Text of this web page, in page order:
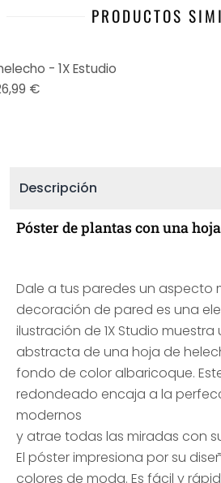
PRODUCTOS
- 1X Estudio
€
Descripción
Póster de plantas con una
Dale a tus paredes un aspecto
decoración de pared es una
ilustración de 1X Studio
abstracta de una hoja de
fondo de color albaricoque.
redondeado encaja a la
modernos
y atrae todas las miradas con
El póster impresiona por su
colores de moda. Es fácil y